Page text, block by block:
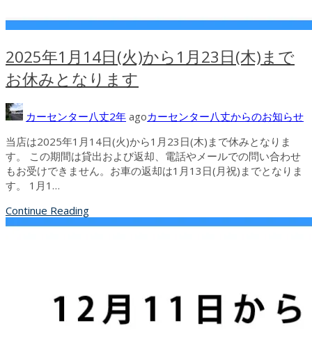
2025年1月14日(火)から1月23日(木)まで
お休みとなります
カーセンター八丈2年 agoカーセンター八丈からのお知らせ
当店は2025年1月14日(火)から1月23日(木)まで休みとなりま
す。 この期間は貸出および返却、電話やメールでの問い合わせ
もお受けできません。お車の返却は1月13日(月祝)までとなりま
す。 1月1…
Continue Reading